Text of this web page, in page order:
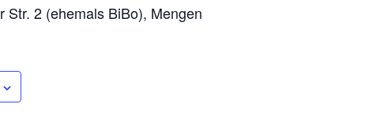
2 (ehemals BiBo), Mengen